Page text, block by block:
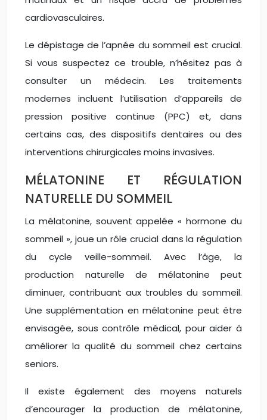
cardiovasculaires.
Le dépistage de l’apnée du sommeil est crucial.
Si vous suspectez ce trouble, n’hésitez pas à
consulter un médecin. Les traitements
modernes incluent l’utilisation d’appareils de
pression positive continue (PPC) et, dans
certains cas, des dispositifs dentaires ou des
interventions chirurgicales moins invasives.
MÉLATONINE ET RÉGULATION
NATURELLE DU SOMMEIL
La mélatonine, souvent appelée « hormone du
sommeil », joue un rôle crucial dans la régulation
du cycle veille-sommeil. Avec l’âge, la
production naturelle de mélatonine peut
diminuer, contribuant aux troubles du sommeil.
Une supplémentation en mélatonine peut être
envisagée, sous contrôle médical, pour aider à
améliorer la qualité du sommeil chez certains
seniors.
Il existe également des moyens naturels
d’encourager la production de mélatonine,